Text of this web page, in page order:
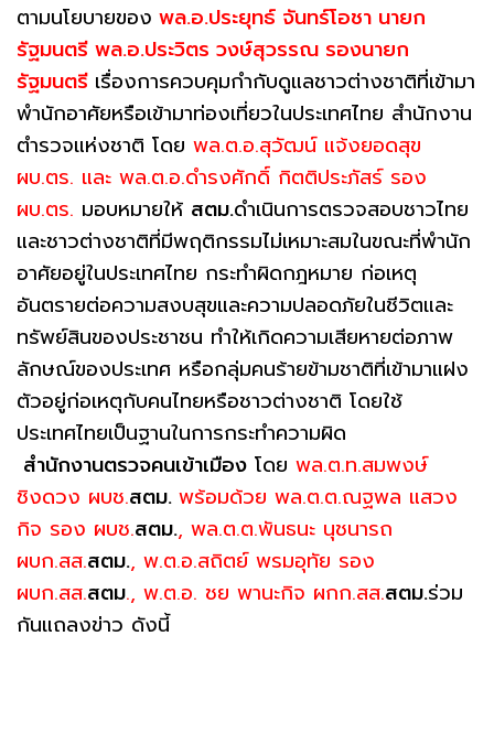
ตามนโยบายของ พล.อ.ประยุทธ์ จันทร์โอชา นายก
รัฐมนตรี พล.อ.ประวิตร วงษ์สุวรรณ รองนายก
รัฐมนตรี เรื่องการควบคุมกำกับดูแลชาวต่างชาติที่เข้ามา
พำนักอาศัยหรือเข้ามาท่องเที่ยวในประเทศไทย สำนักงาน
ตำรวจแห่งชาติ โดย พล.ต.อ.สุวัฒน์ แจ้งยอดสุข
ผบ.ตร. และ พล.ต.อ.ดํารงศักดิ์ กิตติประภัสร์ รอง
ผบ.ตร. มอบหมายให้ สตม.ดำเนินการตรวจสอบชาวไทย
และชาวต่างชาติที่มีพฤติกรรมไม่เหมาะสมในขณะที่พำนัก
อาศัยอยู่ในประเทศไทย กระทำผิดกฎหมาย ก่อเหตุ
อันตรายต่อความสงบสุขและความปลอดภัยในชีวิตและ
ทรัพย์สินของประชาชน ทำให้เกิดความเสียหายต่อภาพ
ลักษณ์ของประเทศ หรือกลุ่มคนร้ายข้ามชาติที่เข้ามาแฝง
ตัวอยู่ก่อเหตุกับคนไทยหรือชาวต่างชาติ โดยใช้
ประเทศไทยเป็นฐานในการกระทำความผิด
สำนักงานตรวจคนเข้าเมือง โดย พล.ต.ท.สมพงษ์
ชิงดวง ผบช.สตม. พร้อมด้วย พล.ต.ต.ณฐพล แสวง
กิจ รอง ผบช.สตม., พล.ต.ต.พันธนะ นุชนารถ
ผบก.สส.สตม., พ.ต.อ.สถิตย์ พรมอุทัย รอง
ผบก.สส.สตม., พ.ต.อ. ชย พานะกิจ ผกก.สส.สตม.ร่วม
กันแถลงข่าว ดังนี้